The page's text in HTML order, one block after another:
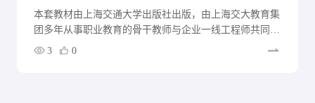
本套教材由上海交通大学出版社出版，由上海交大教育集
团多年从事职业教育的骨干教师与企业一线工程师共同编
写。
3 0